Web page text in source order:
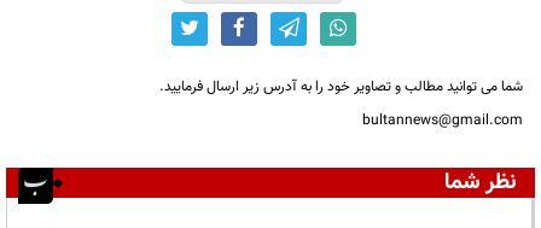
شما می توانید مطالب و تصاویر خود را به آدرس زیر ارسال فرمایید.
bultannews@gmail.com
نظر شما